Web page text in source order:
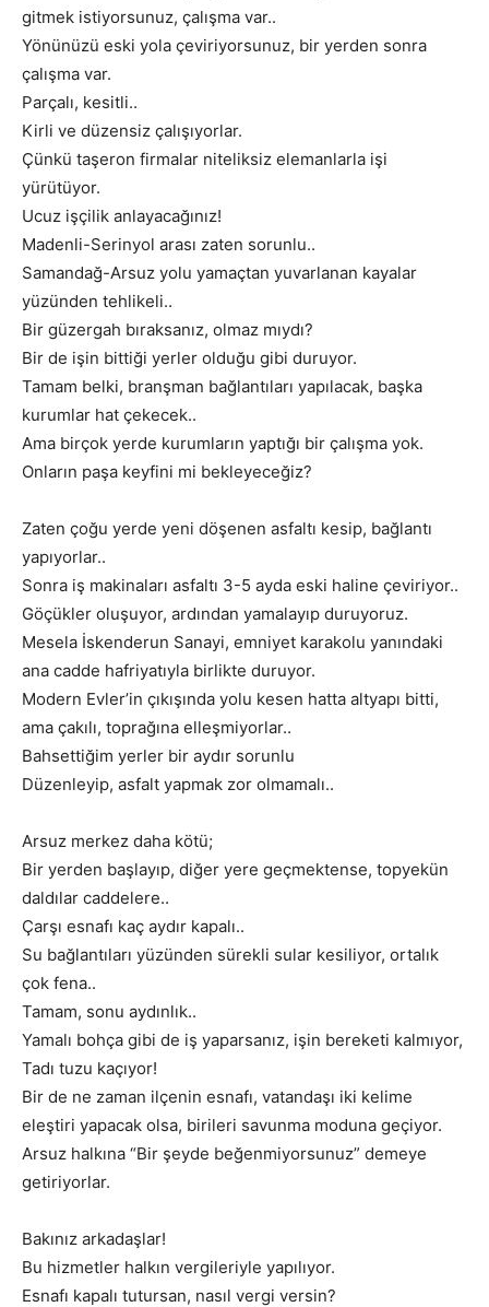
gitmek istiyorsunuz, çalışma var..
Yönünüzü eski yola çeviriyorsunuz, bir yerden sonra
çalışma var.
Parçalı, kesitli..
Kirli ve düzensiz çalışıyorlar.
Çünkü taşeron firmalar niteliksiz elemanlarla işi
yürütüyor.
Ucuz işçilik anlayacağınız!
Madenli-Serinyol arası zaten sorunlu..
Samandağ-Arsuz yolu yamaçtan yuvarlanan kayalar
yüzünden tehlikeli..
Bir güzergah bıraksanız, olmaz mıydı?
Bir de işin bittiği yerler olduğu gibi duruyor.
Tamam belki, branşman bağlantıları yapılacak, başka
kurumlar hat çekecek..
Ama birçok yerde kurumların yaptığı bir çalışma yok.
Onların paşa keyfini mi bekleyeceğiz?
Zaten çoğu yerde yeni döşenen asfaltı kesip, bağlantı
yapıyorlar..
Sonra iş makinaları asfaltı 3-5 ayda eski haline çeviriyor..
Göçükler oluşuyor, ardından yamalayıp duruyoruz.
Mesela İskenderun Sanayi, emniyet karakolu yanındaki
ana cadde hafriyatıyla birlikte duruyor.
Modern Evler’in çıkışında yolu kesen hatta altyapı bitti,
ama çakılı, toprağına elleşmiyorlar..
Bahsettiğim yerler bir aydır sorunlu
Düzenleyip, asfalt yapmak zor olmamalı..
Arsuz merkez daha kötü;
Bir yerden başlayıp, diğer yere geçmektense, topyekün
daldılar caddelere..
Çarşı esnafı kaç aydır kapalı..
Su bağlantıları yüzünden sürekli sular kesiliyor, ortalık
çok fena..
Tamam, sonu aydınlık..
Yamalı bohça gibi de iş yaparsanız, işin bereketi kalmıyor,
Tadı tuzu kaçıyor!
Bir de ne zaman ilçenin esnafı, vatandaşı iki kelime
eleştiri yapacak olsa, birileri savunma moduna geçiyor.
Arsuz halkına “Bir şeyde beğenmiyorsunuz” demeye
getiriyorlar.
Bakınız arkadaşlar!
Bu hizmetler halkın vergileriyle yapılıyor.
Esnafı kapalı tutursan, nasıl vergi versin?